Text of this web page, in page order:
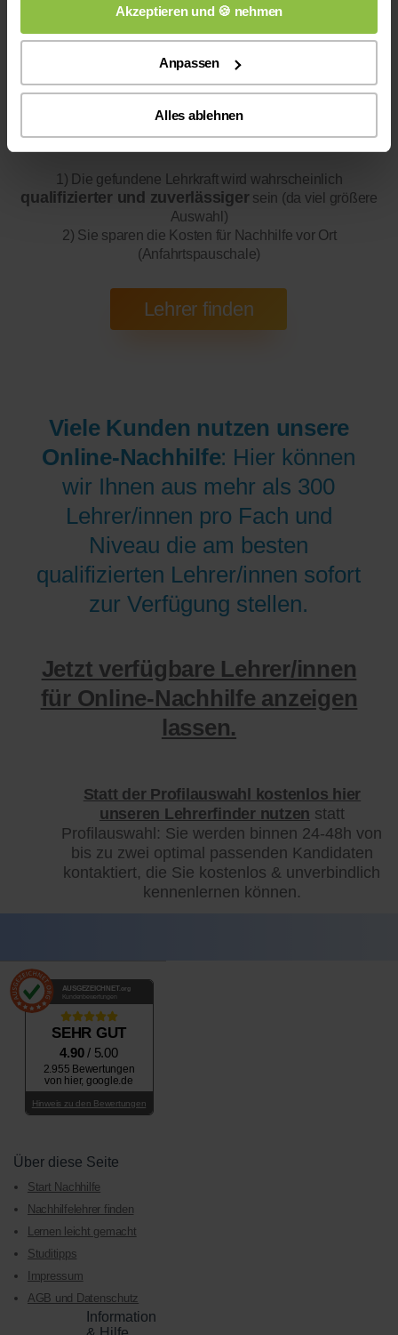
Akzeptieren und 🍪 nehmen
Anpassen
Alles ablehnen
Online-Unterricht
Bitte beachten Sie, dass wir fürOnline-Unterrichteine
200 bis 300 mal bessere Auswahl haben, wodurch sich für
Sie folgende Vorteile ergeben:
1) Die gefundene Lehrkraft wird wahrscheinlich
qualifizierter und zuverlässigersein (da viel größere
Auswahl)
2) Sie sparen die Kosten für Nachhilfe vor Ort
(Anfahrtspauschale)
Viele Kunden nutzen unsere
Online-Nachhilfe: Hier können
wir Ihnen aus mehr als 300
Lehrer/innen pro Fach und
Niveau die am besten
qualifizierten Lehrer/innen sofort
zur Verfügung stellen.
Jetzt verfügbare Lehrer/innen
für Online-Nachhilfe anzeigen
lassen.
Statt der Profilauswahl kostenlos hier
unseren Lehrerfinder nutzen statt
Profilauswahl: Sie werden binnen 24-48h von
bis zu zwei optimal passenden Kandidaten
kontaktiert, die Sie kostenlos & unverbindlich
kennenlernen können.
AUSGEZEICHNET .org
Kundenbewertungen
SEHR GUT
4.90/ 5.00
2.955 Bewertungen
von hier, google.de
Hinweis zu den Bewertungen
Über diese Seite
Start Nachhilfe
Nachhilfelehrer finden
Lernen leicht gemacht
Studitipps
Impressum
AGB und Datenschutz
Information